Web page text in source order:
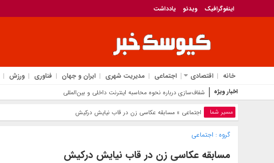
اینفوگرافیک ویدئو یادداشت
خانه اقتصادی اجتماعی مدیریت شهری ایران و جهان فناوری ورزش
اخبار ویژه شفاف‌سازی درباره نحوه محاسبه اینترنت داخلی و بین‌المللی
مسیر شما اجتماعی » مسابقه عکاسی زن در قاب نیایش درکیش
گروه : اجتماعی
مسابقه عکاسی زن در قاب نیایش درکیش